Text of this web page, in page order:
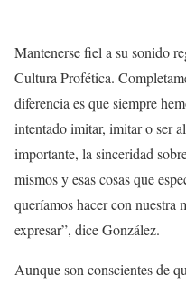
Mantenerse fiel a su sonido
Cultura Profética.
diferencia es que siempre
intentado imitar, imitar o ser
importante, la sinceridad
mismos y esas cosas que
queríamos hacer con nuestra
expresar”, dice González.
Aunque son conscientes de